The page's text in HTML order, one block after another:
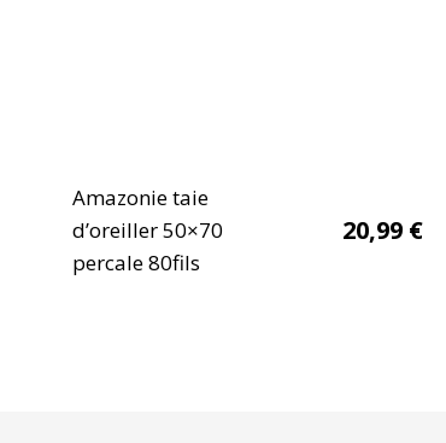
Amazonie taie
d’oreiller 50×70
percale 80fils
20,99 €